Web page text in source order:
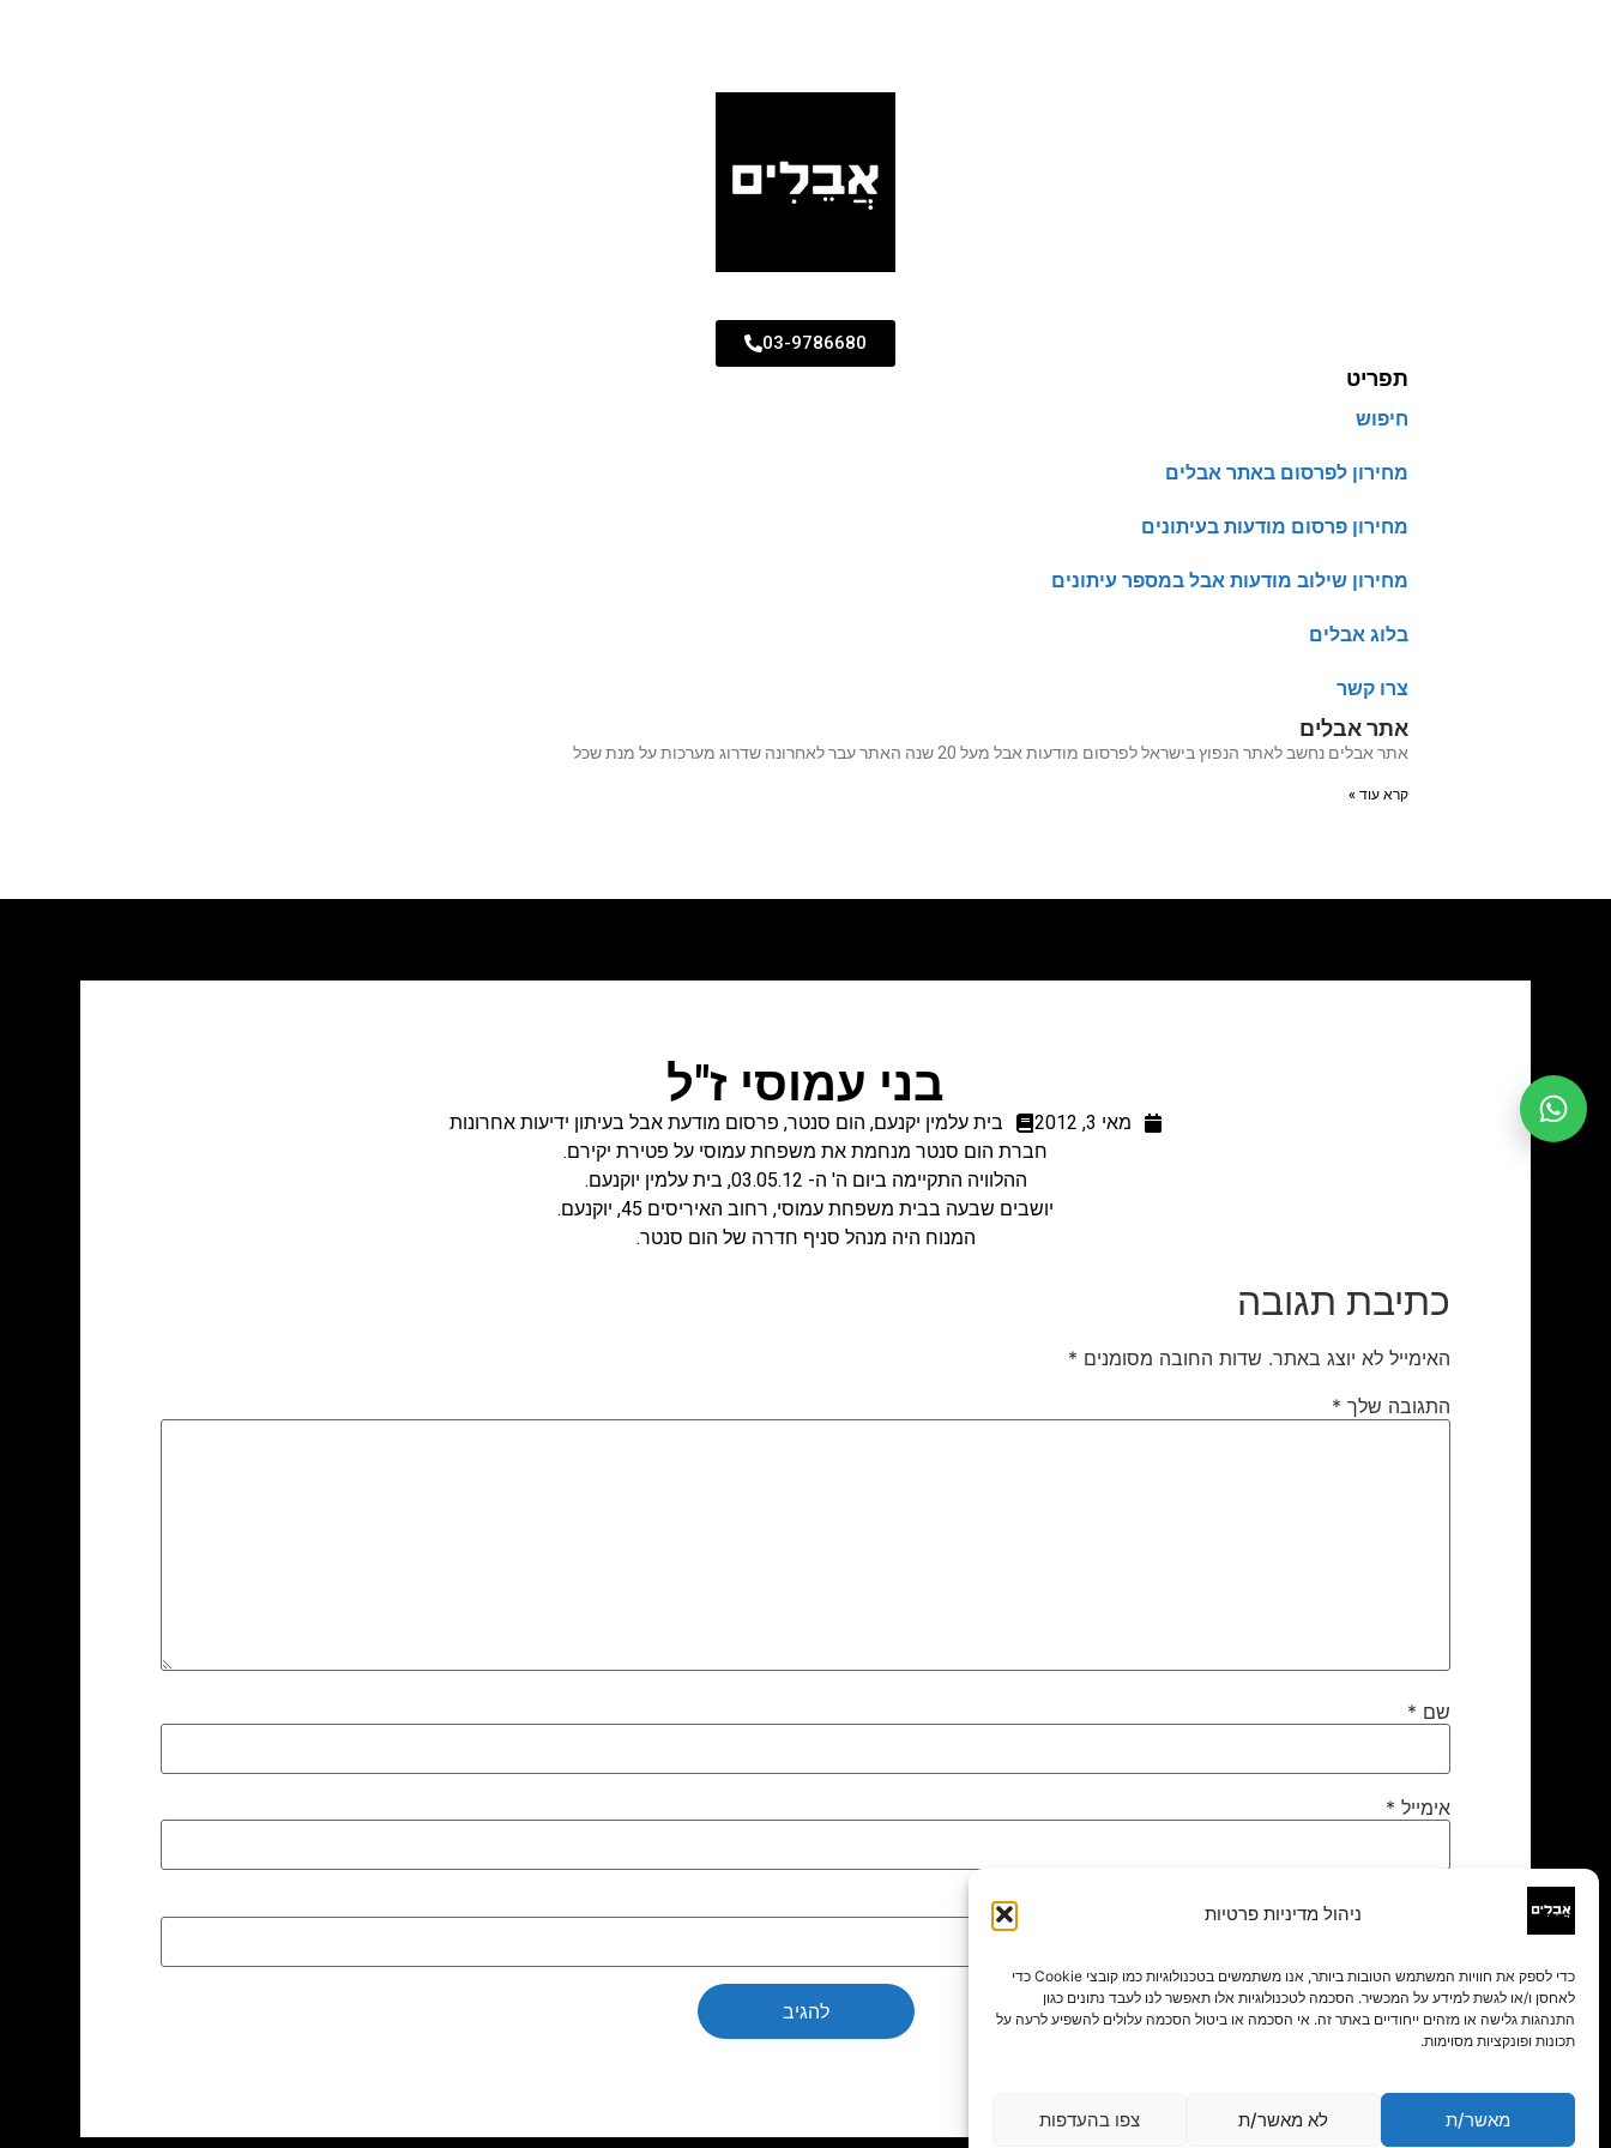
ניהול מדיניות פרטיות
כדי לספק את חוויות המשתמש הטובות ביותר, אנו משתמשים בטכנולוגיות כמו קובצי Cookie כדי
לאחסן ו/או לגשת למידע על המכשיר. הסכמה לטכנולוגיות אלו תאפשר לנו לעבד נתונים כגון
התנהגות גלישה או מזהים ייחודיים באתר זה. אי הסכמה או ביטול הסכמה עלולים להשפיע לרעה על
תכונות ופונקציות מסוימות.
מאשר/ת לא מאשר/ת צפו בהעדפות
03-9786680
תפריט
חיפוש
מחירון לפרסום באתר אבלים
מחירון פרסום מודעות בעיתונים
מחירון שילוב מודעות אבל במספר עיתונים
בלוג אבלים
צרו קשר
אתר אבלים
אתר אבלים נחשב לאתר הנפוץ בישראל לפרסום מודעות אבל מעל 20 שנה האתר עבר לאחרונה שדרוג מערכות על מנת שכל
קרא עוד »
בני עמוסי ז"ל
מאי 3, 2012 בית עלמין יקנעם, הום סנטר, פרסום מודעת אבל בעיתון ידיעות אחרונות
חברת הום סנטר מנחמת את משפחת עמוסי על פטירת יקירם.
ההלוויה התקיימה ביום ה' ה- 03.05.12, בית עלמין יוקנעם.
יושבים שבעה בבית משפחת עמוסי, רחוב האיריסים 45, יוקנעם.
המנוח היה מנהל סניף חדרה של הום סנטר.
כתיבת תגובה
האימייל לא יוצג באתר. שדות החובה מסומנים *
התגובה שלך *
שם *
אימייל *